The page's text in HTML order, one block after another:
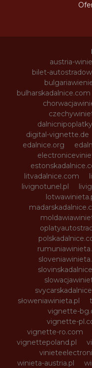
austria-
bilet-
bulharskadalnice.com
digital-vignette.de
edalnice.org
litvadalnice.com
livignotunel.pl
słoweniawinieta.pl
vignette-
vignette-
vignette-ro.com
vignettepoland.pl
winieta-austria.pl